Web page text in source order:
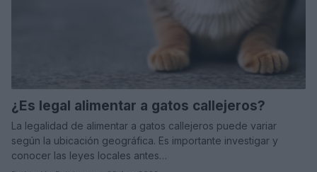
¿Es legal alimentar a gatos callejeros?
La legalidad de alimentar a gatos callejeros puede variar
según la ubicación geográfica. Es importante investigar y
conocer las leyes locales antes…